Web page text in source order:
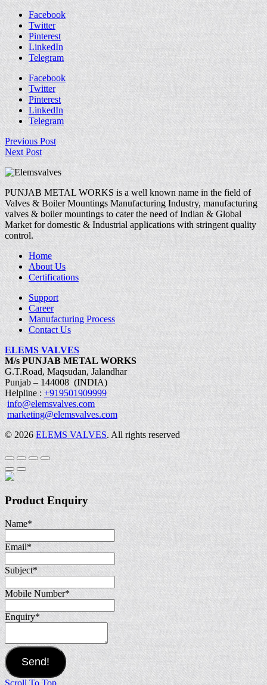
Facebook
Twitter
Pinterest
LinkedIn
Telegram
Facebook
Twitter
Pinterest
LinkedIn
Telegram
Previous Post
Next Post
PUNJAB METAL WORKS is a well known name in the field of
Valves & Boiler Mountings Manufacturing Industry, manufacturing
valves & boiler mountings to cater the need of Indian & Global
Market for domestic & Industrial applications with stringent quality
control.
Home
About Us
Certifications
Support
Career
Manufacturing Process
Contact Us
ELEMS VALVES
M/s PUNJAB METAL WORKS
G.T.Road, Maqsudan, Jalandhar
Punjab – 144008 (INDIA)
Helpline :+919501909999
info@elemsvalves.com
marketing@elemsvalves.com
© 2026ELEMS VALVES. All rights reserved
Product Enquiry
Name*
Email*
Subject*
Mobile Number*
Enquiry*
Send!